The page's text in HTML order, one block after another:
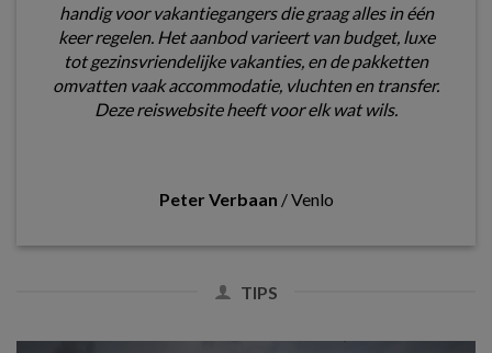
handig voor vakantiegangers die graag alles in één
keer regelen. Het aanbod varieert van budget, luxe
tot gezinsvriendelijke vakanties, en de pakketten
omvatten vaak accommodatie, vluchten en transfer.
Deze reiswebsite heeft voor elk wat wils.
Peter Verbaan /Venlo
TIPS